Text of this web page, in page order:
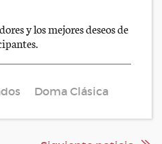
y los mejores deseos de
Doma Clásica